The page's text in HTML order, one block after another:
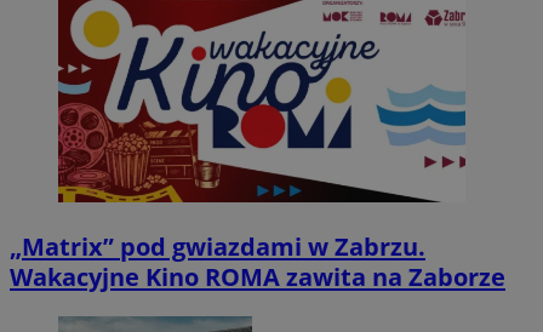
„Matrix” pod gwiazdami w Zabrzu.
Wakacyjne Kino ROMA zawita na Zaborze